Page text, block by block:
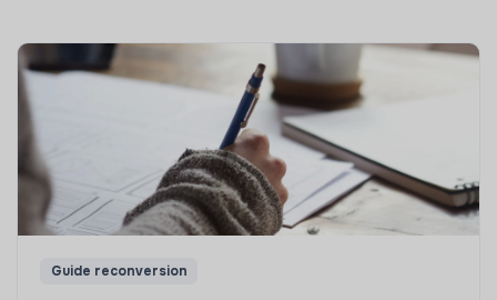
Guide reconversion